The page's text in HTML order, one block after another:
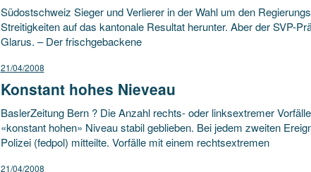
Südostschweiz Sieger und Verlierer in der Wahl um den
Streitigkeiten auf das kantonale Resultat herunter. Aber der SVP-
Glarus. – Der frischgebackene
21/04/2008
Konstant hohes Nieveau
BaslerZeitung Bern ? Die Anzahl rechts- oder linksextremer
«konstant hohen» Niveau stabil geblieben. Bei jedem zweiten
Polizei (fedpol) mitteilte. Vorfälle mit einem rechtsextremen
21/04/2008